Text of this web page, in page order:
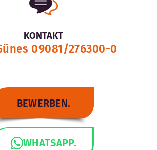
KONTAKT
09081/276300-0
BEWERBEN.
WHATSAPP.